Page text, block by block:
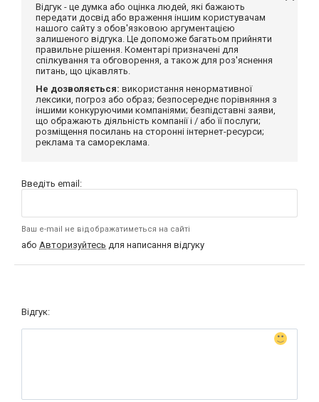
Відгук - це думка або оцінка людей, які бажають
передати досвід або враження іншим користувачам
нашого сайту з обов'язковою аргументацією
залишеного відгука. Це допоможе багатьом прийняти
правильне рішення. Коментарі призначені для
спілкування та обговорення, а також для роз'яснення
питань, що цікавлять.
Не дозволяється: використання ненормативної
лексики, погроз або образ; безпосереднє порівняння з
іншими конкуруючими компаніями; безпідставні заяви,
що ображають діяльність компанії і / або її послуги;
розміщення посилань на сторонні інтернет-ресурси;
реклама та самореклама.
Введіть email:
Ваш e-mail не відображатиметься на сайті
або Авторизуйтесь для написання відгуку
Відгук: